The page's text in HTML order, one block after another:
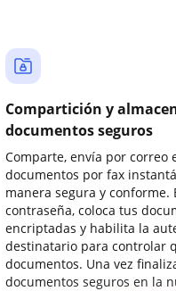
Compartición y
documentos seguros
Comparte, envía por correo
documentos por fax
manera segura y conforme.
contraseña, coloca tus
encriptadas y habilita la
destinatario para controlar
documentos. Una vez
documentos seguros en la